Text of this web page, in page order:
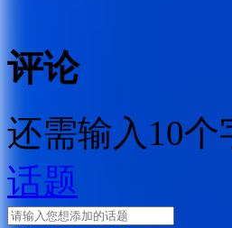
评论
还需输入10个
话题